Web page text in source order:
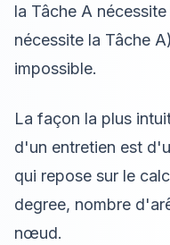
la Tâche A
nécessite la Tâche
impossible.
La façon la plus
d'un entretien est
qui repose sur le
degree, nombre
nœud.